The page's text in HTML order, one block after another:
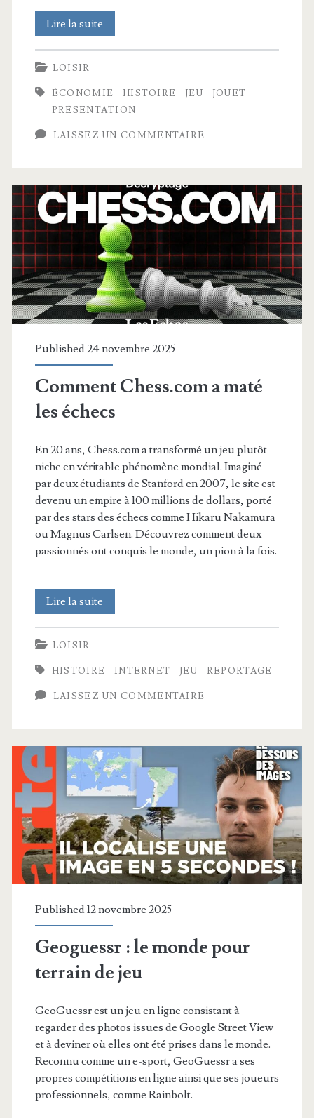
Lire la suite
les
coûtent
LOISIR
ÉCONOMIE HISTOIRE JEU
JOUET
PRÉSENTATION
LAISSEZ UN COMMENTAIRE
Published 24 novembre 2025
Comment Chess.com a maté
les échecs
En 20 ans, Chess.com a transformé un jeu plutôt
niche en véritable phénomène mondial. Imaginé
par deux étudiants de Stanford en 2007, le site est
devenu un empire à 100 millions de dollars, porté
par des stars des échecs comme Hikaru Nakamura
ou Magnus Carlsen. Découvrez comment deux
passionnés ont conquis le monde, un pion à la fois.
Lire la suite
Chess.com
maté
les
LOISIR
HISTOIRE INTERNET JEU REPORTAGE
LAISSEZ UN COMMENTAIRE
Published 12 novembre 2025
Geoguessr : le monde pour
terrain de jeu
GeoGuessr est un jeu en ligne consistant à
regarder des photos issues de Google Street View
et à deviner où elles ont été prises dans le monde.
Reconnu comme un e-sport, GeoGuessr a ses
propres compétitions en ligne ainsi que ses joueurs
professionnels, comme Rainbolt.